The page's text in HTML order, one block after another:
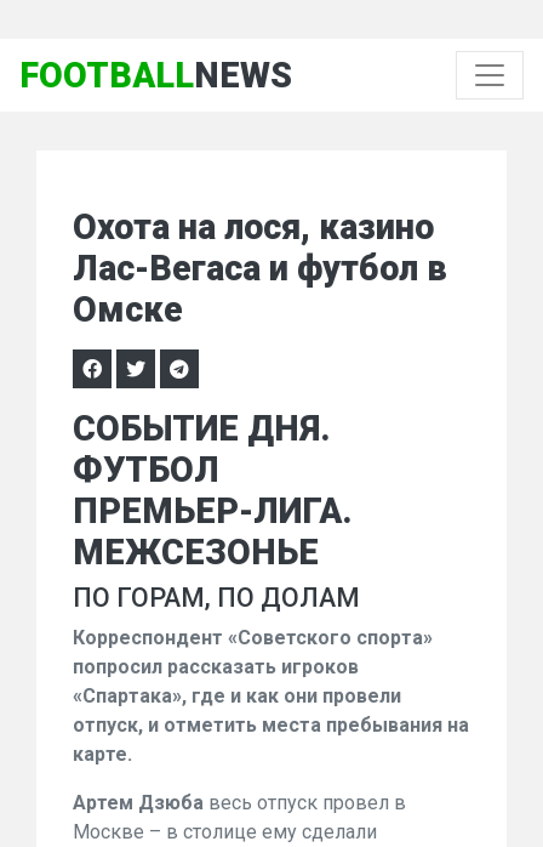
FOOTBALLNEWS
Охота на лося, казино
Лас-Вегаса и футбол в
Омске
СОБЫТИЕ ДНЯ.
ФУТБОЛ
ПРЕМЬЕР-ЛИГА.
МЕЖСЕЗОНЬЕ
ПО ГОРАМ, ПО ДОЛАМ
Корреспондент «Советского спорта»
попросил рассказать игроков
«Спартака», где и как они провели
отпуск, и отметить места пребывания на
карте.
Артем Дзюба весь отпуск провел в
Москве – в столице ему сделали